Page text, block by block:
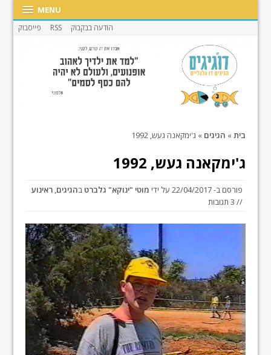
MENU
הודעה בבקבוק RSS פייסבוק
בית» הגיגים » ג'ימקאנה געש, 1992
ג'ימקאנה געש, 1992
פורסם ב-22/04/2017 על ידי מוטי "ינוקא" גלברט בהגיגים,ראינוע
// 3 תגובות